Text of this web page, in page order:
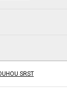
SRST